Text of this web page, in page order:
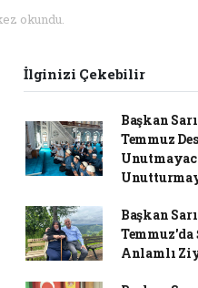
okundu.
İlginizi Çekebilir
Başkan
Temmuz
Başkan
Anlamlı